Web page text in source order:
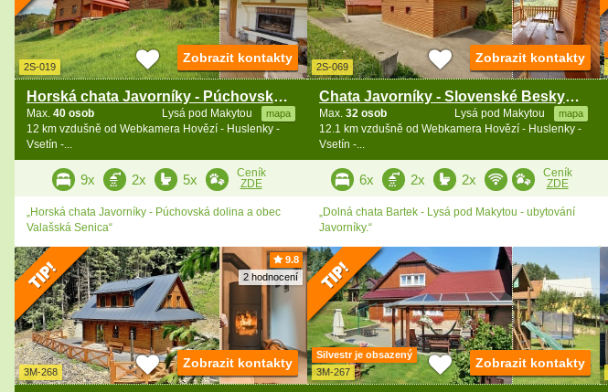
2S-019
Horská chata Javorníky - Púchovská dolina
Lysá pod Makytou mapa
Max. 40 osob
12 km vzdušně od Webkamera Hovězí - Huslenky -
Vsetín -...
Zobrazit kontakty
9x 2x 5x
Ceník
ZDE
„Horská chata Javorníky - Púchovská dolina a obec
Valašská Senica“
2S-069
Chata Javorníky - Slovenské Beskydy - Púchov
Lysá pod Makytou mapa
Max. 32 osob
12.1 km vzdušně od Webkamera Hovězí - Huslenky -
Vsetín -...
Zobrazit kontakty
6x 2x 2x
Ceník
ZDE
„Dolná chata Bartek - Lysá pod Makytou - ubytování
Javorníky.“
9.8
2 hodnocení
3M-268
Zobrazit kontakty
Silvestr je obsazený
3M-267
Zobrazit kontakty